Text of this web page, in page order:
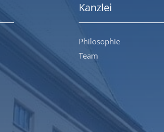
Kanzlei
Philosophie
Team